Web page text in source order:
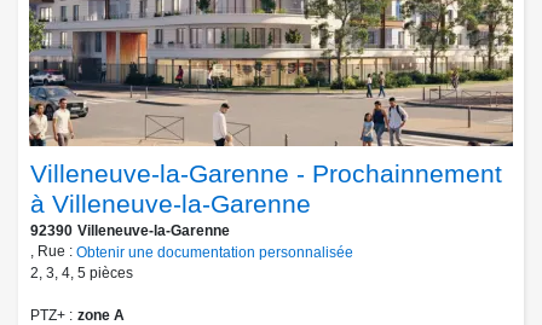
Villeneuve-la-Garenne - Prochainnement
à Villeneuve-la-Garenne
92390 Villeneuve-la-Garenne
, Rue : Obtenir une documentation personnalisée
2, 3, 4, 5 pièces
PTZ+
zone A